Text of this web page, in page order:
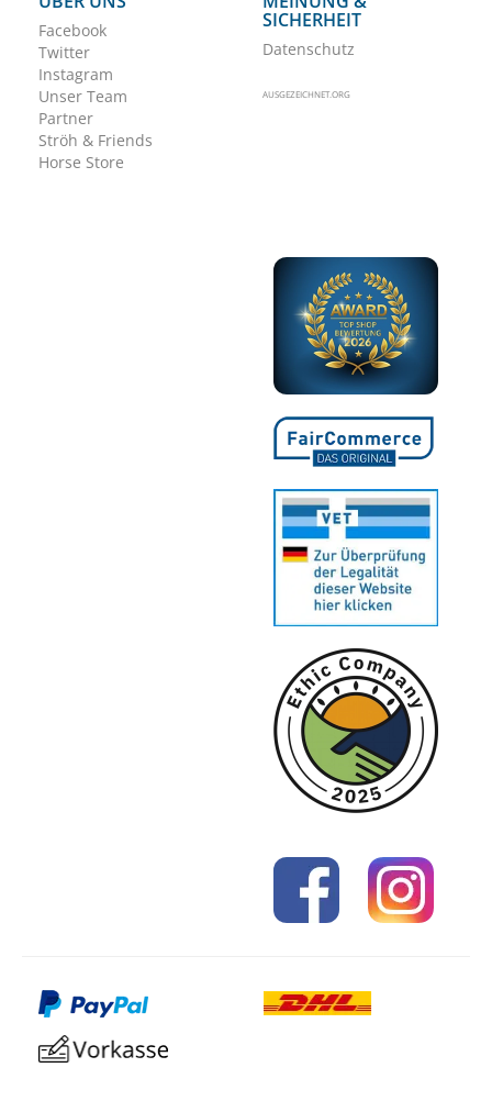
Facebook
Twitter
Instagram
Unser Team
Partner
Ströh & Friends
Horse Store
SICHERHEIT
Datenschutz
AUSGEZEICHNET.ORG